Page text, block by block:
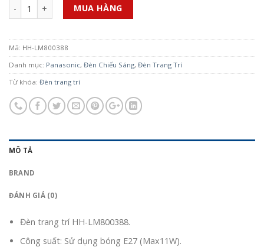
Số lượng MUA HÀNG
Mã: HH-LM800388
Danh mục: Panasonic, Đèn Chiếu Sáng, Đèn Trang Trí
Từ khóa: Đèn trang trí
MÔ TẢ
BRAND
ĐÁNH GIÁ (0)
Đèn trang trí HH-LM800388.
Công suất: Sử dụng bóng E27 (Max11W).